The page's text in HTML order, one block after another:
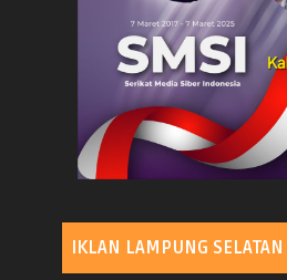
IKLAN LAMPUNG SELATAN